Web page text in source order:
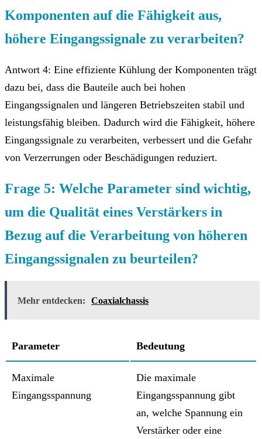
Komponenten auf die Fähigkeit aus,
höhere Eingangssignale zu verarbeiten?
Antwort 4: Eine effiziente Kühlung der Komponenten trägt
dazu bei, dass die Bauteile auch bei hohen
Eingangssignalen und längeren Betriebszeiten stabil und
leistungsfähig bleiben. Dadurch wird die Fähigkeit, höhere
Eingangssignale zu verarbeiten, verbessert und die Gefahr
von Verzerrungen oder Beschädigungen reduziert.
Frage 5: Welche Parameter sind wichtig,
um die Qualität eines Verstärkers in
Bezug auf die Verarbeitung von höheren
Eingangssignalen zu beurteilen?
Mehr entdecken: Coaxialchassis
Parameter Bedeutung
Maximale
Eingangsspannung
Die maximale
Eingangsspannung gibt
an, welche Spannung ein
Verstärker oder eine